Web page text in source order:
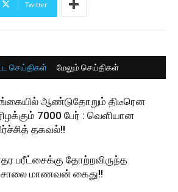
Twitter
செய்திகள் மேலும் செய்திகள்
ஆண்டுதோறும் திடீரென
7000 பேர் : வெளியான
தகவல்!!
பரீட்சைக்கு தோற்றவிருந்த
மாணவன் கைது!!